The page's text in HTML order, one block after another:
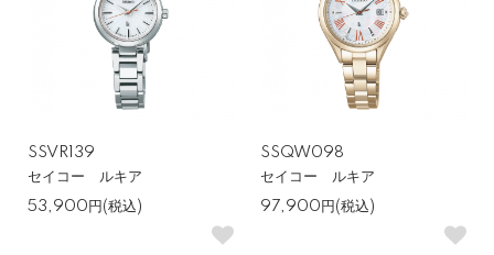
10万円以内の腕時計でも、信頼性のあるブランドのものであればム
ーブメントや素材にしっかりとした品質があり、日常的に使ううえ
で安心感があります。サファイアガラス、高い防水性、ソーラー発
電といった機能もこの金額帯から搭載されている腕時計が多いで
一方で、安価な時計にあるようなすぐ壊れてしまう心配もこの価格
帯であれば少ないので、長く使える一本を手に入れたい方にとっ
て、コストと性能のバランスが優れた価格帯です。
SSVR139
セイコー ルキア
53,900円(税込)
SSQW098
セイコー ルキア
97,900円(税込)